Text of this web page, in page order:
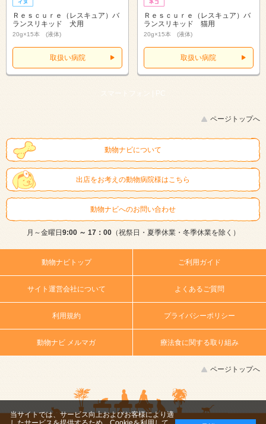
Ｒｅｓｃｕｒｅ（レスキュア）バ
ランスリキッド 犬用
20g×15本 (液体)
取扱い病院
Ｒｅｓｃｕｒｅ（レスキュア）バ
ランスリキッド 猫用
20g×15本 (液体)
取扱い病院
スマートフォン | PC
ページトップへ
動物ナビについて
出店をお考えの動物病院様はこちら
動物ナビへのお問い合わせ
月～金曜日 9:00 ～ 17：00（祝祭日・夏季休業・冬季休業を除く）
動物ナビトップ ご利用ガイド
サイト運営会社について よくあるご質問
利用規約 プライバシーポリシー
動物ナビ メルマガ 療法食に関する取り組み
ページトップへ
当サイトでは、サービス向上およびお客様により適